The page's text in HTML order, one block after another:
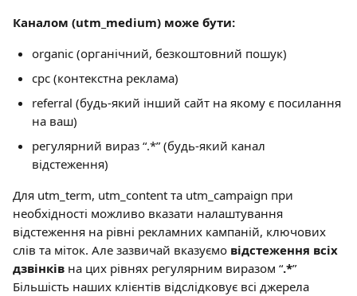
Каналом (utm_medium) може бути:
organic (органічний, безкоштовний пошук)
cpc (контекстна реклама)
referral (будь-який інший сайт на якому є посилання
на ваш)
регулярний вираз “.*” (будь-який канал
відстеження)
Для utm_term, utm_content та utm_campaign при
необхідності можливо вказати налаштування
відстеження на рівні рекламних кампаній, ключових
слів та міток. Але зазвичай вказуємо відстеження всіх
дзвінків на цих рівнях регулярним виразом “.*”
Більшість наших клієнтів відслідковує всі джерела